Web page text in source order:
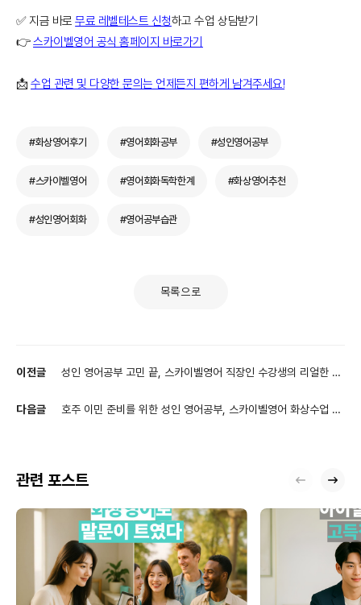
✅ 지금 바로무료 레벨테스트 신청하고 수업 상담받기
👉스카이벨영어 공식 홈페이지 바로가기
📩수업 관련 및 다양한 문의는 언제든지 편하게 남겨주세요!
#화상영어후기 #영어회화공부 #성인영어공부
#스카이벨영어 #영어회화독학한계 #화상영어추천
#성인영어회화 #영어공부습관
목록으로
이전글
성인 영어공부 고민 끝, 스카이벨영어 직장인 수강생의 리얼한 1
다음글
호주 이민 준비를 위한 성인 영어공부, 스카이벨영어 화상수업 한
관련 포스트